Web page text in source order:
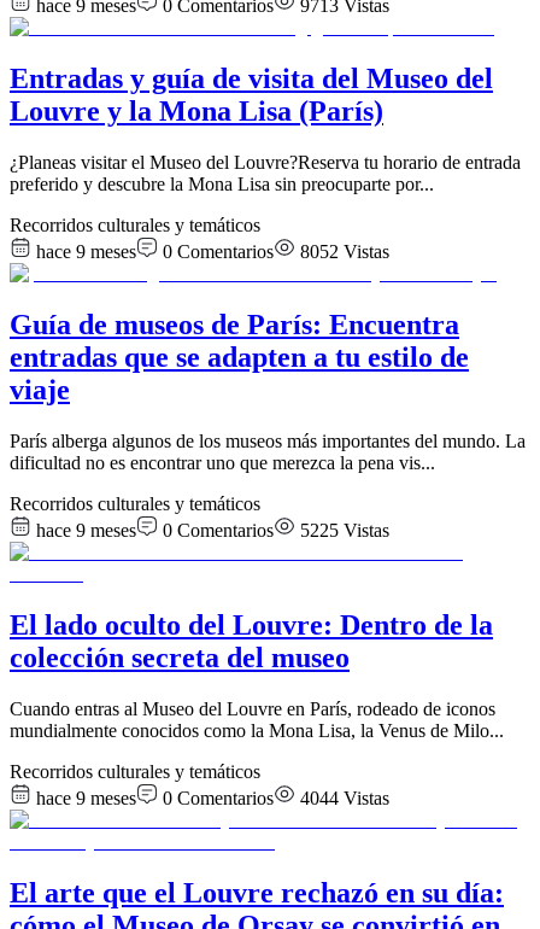
hace 9 meses
0 Comentarios 9713 Vistas
Entradas y guía de visita del Museo del
Louvre y la Mona Lisa (París)
¿Planeas visitar el Museo del Louvre?Reserva tu horario de entrada
preferido y descubre la Mona Lisa sin preocuparte por...
Recorridos culturales y temáticos
hace 9 meses
0 Comentarios 8052 Vistas
Guía de museos de París: Encuentra
entradas que se adapten a tu estilo de
viaje
París alberga algunos de los museos más importantes del mundo. La
dificultad no es encontrar uno que merezca la pena vis...
Recorridos culturales y temáticos
hace 9 meses
0 Comentarios 5225 Vistas
El lado oculto del Louvre: Dentro de la
colección secreta del museo
Cuando entras al Museo del Louvre en París, rodeado de iconos
mundialmente conocidos como la Mona Lisa, la Venus de Milo...
Recorridos culturales y temáticos
hace 9 meses
0 Comentarios 4044 Vistas
El arte que el Louvre rechazó en su día: